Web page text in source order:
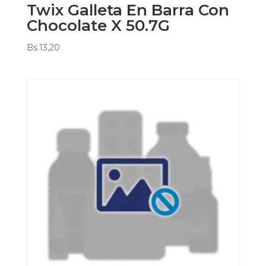
Twix Galleta En Barra Con
Chocolate X 50.7G
Bs.13,20